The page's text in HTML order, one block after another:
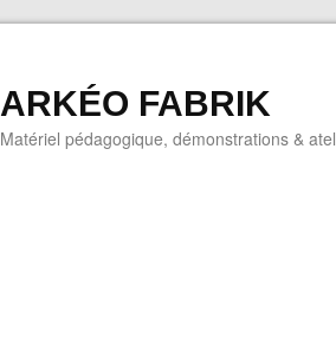
ARKÉO FABRIK
Matériel pédagogique, démonstrations &